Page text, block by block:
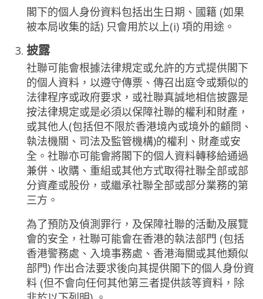
閣下的個人身份資料包括出生日期、國籍 (如果
被本局收集的話) 只會用於以上(i) 項的用途。
披露
社聯可能會根據法律規定或允許的方式提供閣下
的個人資料，以遵守傳票、傳召出庭令或類似的
法律程序或政府要求，或社聯真誠地相信披露是
按法律規定或是必須以保障社聯的權利和財產，
或其他人(包括但不限於香港境內或境外的顧問、
執法機關、司法及監管機構)的權利、財產或安
全。社聯亦可能會將閣下的個人資料轉移給通過
兼併、收購、重組或其他方式取得社聯全部或部
分資產或股份，或繼承社聯全部或部分業務的第
三方。
為了預防及偵測罪行，及保障社聯的活動及展覽
會的安全，社聯可能會在香港的執法部門 (包括
香港警務處、入境事務處、香港海關或其他類似
部門) 作出合法要求後向其提供閣下的個人身份資
料 (但不會向任何其他第三者提供該等資料，除